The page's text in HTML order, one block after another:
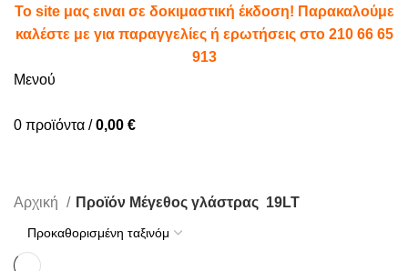
To site μας ειναι σε δοκιμαστική έκδοση! Παρακαλούμε
καλέστε με για παραγγελίες ή ερωτήσεις στο 210 66 65
913
Μενού
0 προϊόντα / 0,00 €
Αρχική Προϊόν Μέγεθος γλάστρας 19LT